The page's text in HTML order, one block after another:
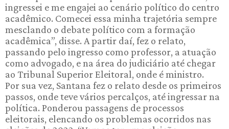
ingressei e me engajei ao cenário político do centro
acadêmico. Comecei essa minha trajetória sempre
mesclando o debate político com a formação
acadêmica”, disse. A partir daí, fez o relato,
passando pelo ingresso como professor, a atuação
como advogado, e na área do judiciário até chegar
ao Tribunal Superior Eleitoral, onde é ministro.
Por sua vez, Santana fez o relato desde os primeiros
passos, onde teve vários percalços, até ingressar na
política. Ponderou passagens de processos
eleitorais, elencando os problemas ocorridos nas